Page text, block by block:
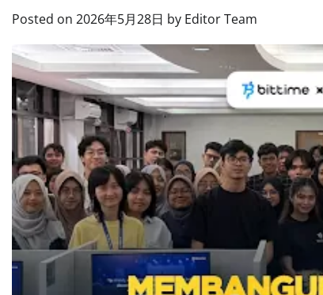
Posted on 2026年5月28日 by Editor Team